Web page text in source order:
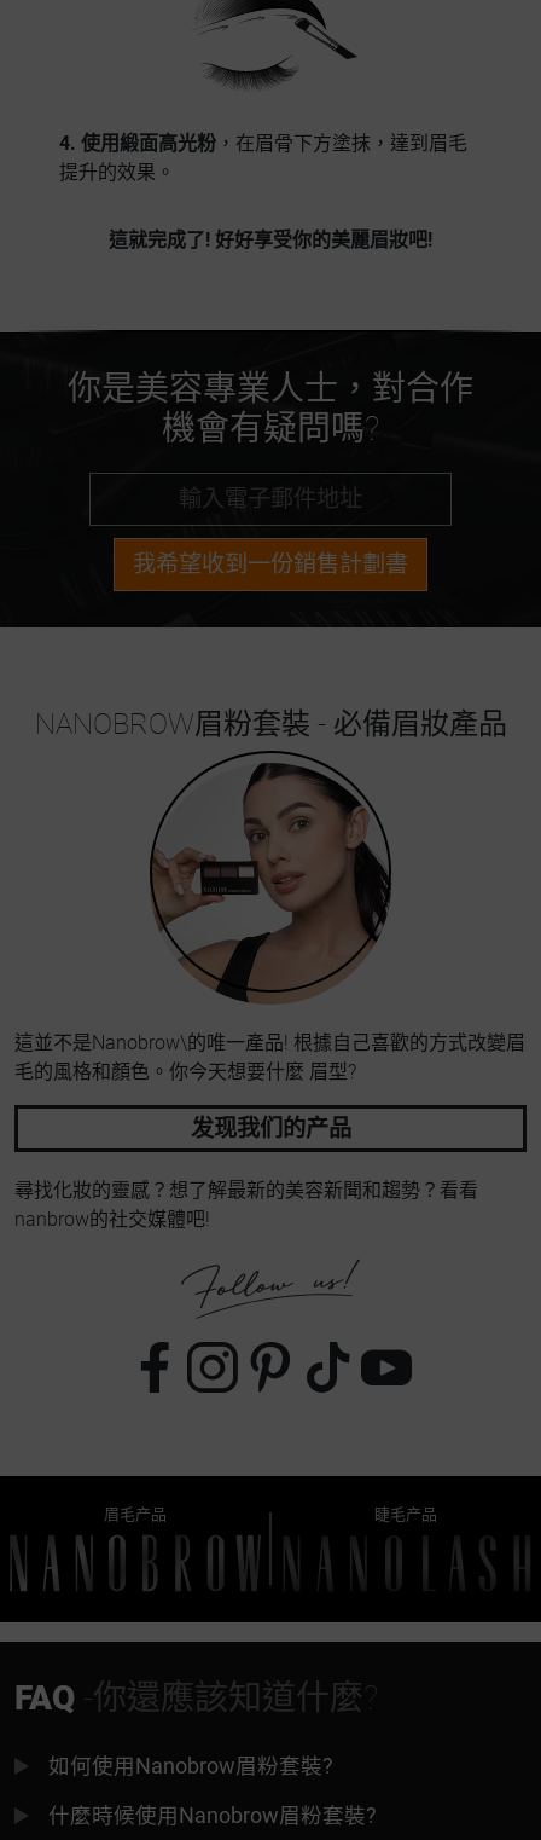
4. 使用緞面高光粉 ，在眉骨下方塗抹，達到眉毛
提升的效果。
這就完成了! 好好享受你的美麗眉妝吧!
你是美容專業人士，對合作
機會有疑問嗎?
我希望收到一份銷售計劃書
NANOBROW眉粉套裝 - 必備眉妝產品
這並不是Nanobrow\的唯一產品! 根據自己喜歡的方式改變眉
毛的風格和顏色。你今天想要什麼 眉型?
发现我们的产品
尋找化妝的靈感？想了解最新的美容新聞和趨勢？看看
nanbrow的社交媒體吧!
眉毛产品 睫毛产品
FAQ -你還應該知道什麼?
如何使用Nanobrow眉粉套裝?
什麼時候使用Nanobrow眉粉套裝?